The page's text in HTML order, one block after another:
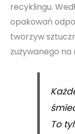
recyklingu.
opakowań
tworzyw
zużywanego na
To